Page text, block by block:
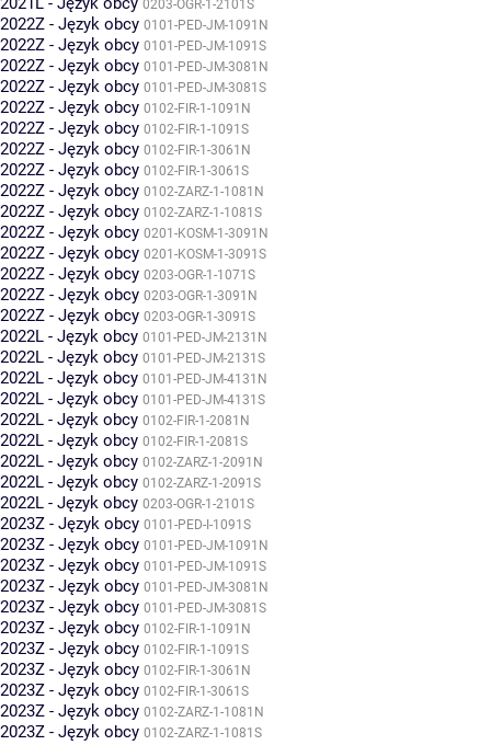
0203-OGR-1-2101S
2022Z - Język obcy 0101-PED-JM-1091N
2022Z - Język obcy 0101-PED-JM-1091S
2022Z - Język obcy 0101-PED-JM-3081N
2022Z - Język obcy 0101-PED-JM-3081S
2022Z - Język obcy 0102-FIR-1-1091N
2022Z - Język obcy 0102-FIR-1-1091S
2022Z - Język obcy 0102-FIR-1-3061N
2022Z - Język obcy 0102-FIR-1-3061S
2022Z - Język obcy 0102-ZARZ-1-1081N
2022Z - Język obcy 0102-ZARZ-1-1081S
2022Z - Język obcy 0201-KOSM-1-3091N
2022Z - Język obcy 0201-KOSM-1-3091S
2022Z - Język obcy 0203-OGR-1-1071S
2022Z - Język obcy 0203-OGR-1-3091N
2022Z - Język obcy 0203-OGR-1-3091S
2022L - Język obcy 0101-PED-JM-2131N
2022L - Język obcy 0101-PED-JM-2131S
2022L - Język obcy 0101-PED-JM-4131N
2022L - Język obcy 0101-PED-JM-4131S
2022L - Język obcy 0102-FIR-1-2081N
2022L - Język obcy 0102-FIR-1-2081S
2022L - Język obcy 0102-ZARZ-1-2091N
2022L - Język obcy 0102-ZARZ-1-2091S
2022L - Język obcy 0203-OGR-1-2101S
2023Z - Język obcy 0101-PED-I-1091S
2023Z - Język obcy 0101-PED-JM-1091N
2023Z - Język obcy 0101-PED-JM-1091S
2023Z - Język obcy 0101-PED-JM-3081N
2023Z - Język obcy 0101-PED-JM-3081S
2023Z - Język obcy 0102-FIR-1-1091N
2023Z - Język obcy 0102-FIR-1-1091S
2023Z - Język obcy 0102-FIR-1-3061N
2023Z - Język obcy 0102-FIR-1-3061S
2023Z - Język obcy 0102-ZARZ-1-1081N
2023Z - Język obcy 0102-ZARZ-1-1081S